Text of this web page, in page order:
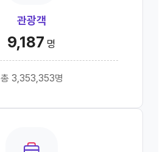
관광객
9,187 명
총 3,353,353명